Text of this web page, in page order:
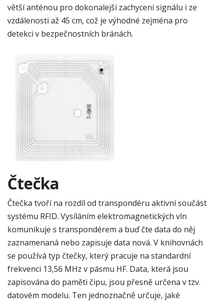
větší anténou pro dokonalejší zachycení signálu i ze
vzdálenosti až 45 cm, což je výhodné zejména pro
detekci v bezpečnostních bránách.
Čtečka
Čtečka tvoří na rozdíl od transpondéru aktivní součást
systému RFID. Vysíláním elektromagnetických vln
komunikuje s transpondérem a buď čte data do něj
zaznamenaná nebo zapisuje data nová. V knihovnách
se používá typ čtečky, který pracuje na standardní
frekvenci 13,56 MHz v pásmu HF. Data, která jsou
zapisována do paměti čipu, jsou přesně určena v tzv.
datovém modelu. Ten jednoznačně určuje, jaké